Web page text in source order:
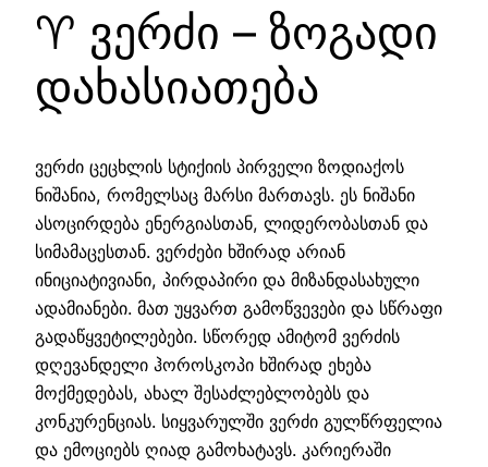
♈ ვერძი – ზოგადი
დახასიათება
ვერძი ცეცხლის სტიქიის პირველი ზოდიაქოს
ნიშანია, რომელსაც მარსი მართავს. ეს ნიშანი
ასოცირდება ენერგიასთან, ლიდერობასთან და
სიმამაცესთან. ვერძები ხშირად არიან
ინიციატივიანი, პირდაპირი და მიზანდასახული
ადამიანები. მათ უყვართ გამოწვევები და სწრაფი
გადაწყვეტილებები. სწორედ ამიტომ ვერძის
დღევანდელი ჰოროსკოპი ხშირად ეხება
მოქმედებას, ახალ შესაძლებლობებს და
კონკურენციას. სიყვარულში ვერძი გულწრფელია
და ემოციებს ღიად გამოხატავს. კარიერაში